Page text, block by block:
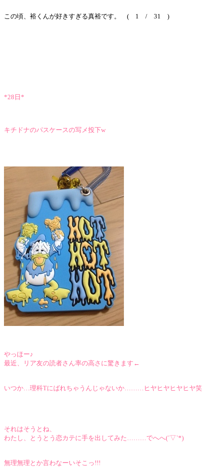
この頃、裕くんが好きすぎる真裕です。 ( 1 / 31 )
*28日*
キチドナのパスケースの写メ投下w
やっほー♪
最近、リア友の読者さん率の高さに驚きます←
いつか…理科Tにばれちゃうんじゃないか………ヒヤヒヤヒヤヒヤ笑
それはそうとね、
わたし、とうとう恋カテに手を出してみた………でへへ(´▽`*)
無理無理とか言わなーいそこっ!!!